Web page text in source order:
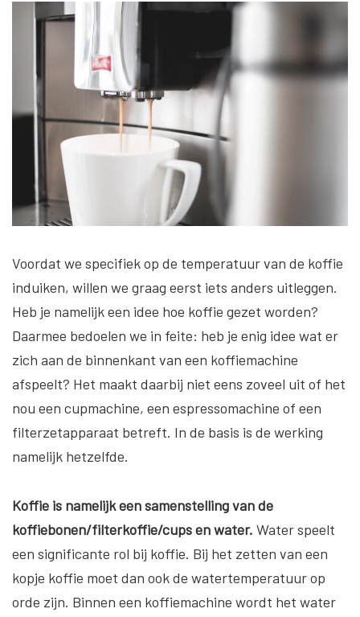
Voordat we specifiek op de temperatuur van de koffie
induiken, willen we graag eerst iets anders uitleggen.
Heb je namelijk een idee hoe koffie gezet worden?
Daarmee bedoelen we in feite: heb je enig idee wat er
zich aan de binnenkant van een koffiemachine
afspeelt? Het maakt daarbij niet eens zoveel uit of het
nou een cupmachine, een espressomachine of een
filterzetapparaat betreft. In de basis is de werking
namelijk hetzelfde.
Koffie is namelijk een samenstelling van de
koffiebonen/filterkoffie/cups en water. Water speelt
een significante rol bij koffie. Bij het zetten van een
kopje koffie moet dan ook de watertemperatuur op
orde zijn. Binnen een koffiemachine wordt het water